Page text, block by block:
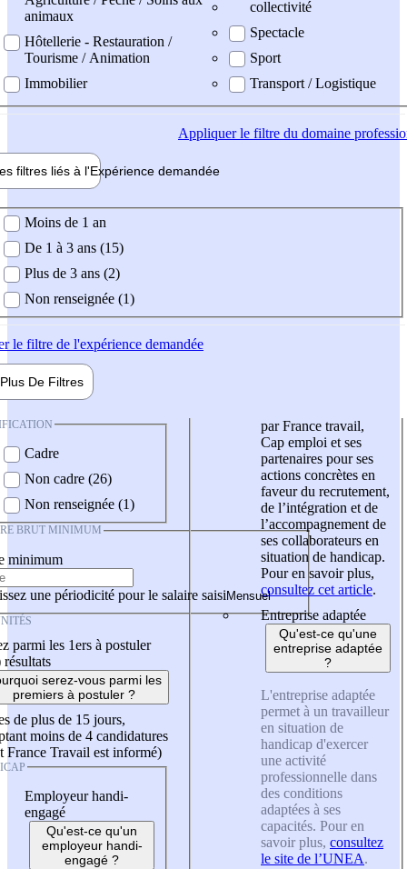
animaux
Hôtellerie - Restauration /
Tourisme / Animation
Immobilier
collectivité
Spectacle
Sport
Transport / Logistique
Appliquerle filtre du domaine
filtres liés à l'Expérience demandée
demandée
Moins de 1 an
De 1 à 3 ans (15)
Plus de 3 ans (2)
Non renseignée (1)
le filtre de l'expérience demandée
Plus De Filtres
Cadre
Non cadre (26)
Non renseignée (1)
BRUT MINIMUM
minimum
une périodicité pour le salaire saisi
parmi les 1ers à postuler
résultats
serez-vous parmi les
premiers à postuler ?
de plus de 15 jours,
moins de 4 candidatures
France Travail est informé)
Employeur handi-
engagé
Qu'est-ce qu'un
employeur handi-
engagé ?
par France travail,
Cap emploi et ses
partenaires pour ses
actions concrètes en
faveur du recrutement,
de l’intégration et de
l’accompagnement de
ses collaborateurs en
situation de handicap.
Pour en savoir plus,
consultez cet article.
Entreprise adaptée
Qu'est-ce qu'une
entreprise adaptée
?
L'entreprise adaptée
permet à un travailleur
en situation de
handicap d'exercer
une activité
professionnelle dans
des conditions
adaptées à ses
capacités. Pour en
savoir plus, consultez
le site de l’UNEA.